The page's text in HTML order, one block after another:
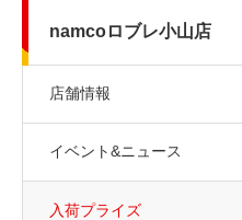
namcoロブレ小山店
店舗情報
イベント&ニュース
入荷プライズ